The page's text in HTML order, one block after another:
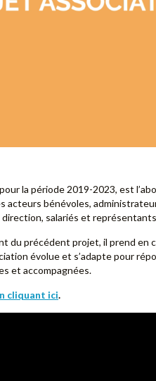
la période 2019-2023, est
acteurs bénévoles,
salariés et
du précédent projet, il prend
évolue et s’adapte pour
et accompagnées.
cliquant ici.